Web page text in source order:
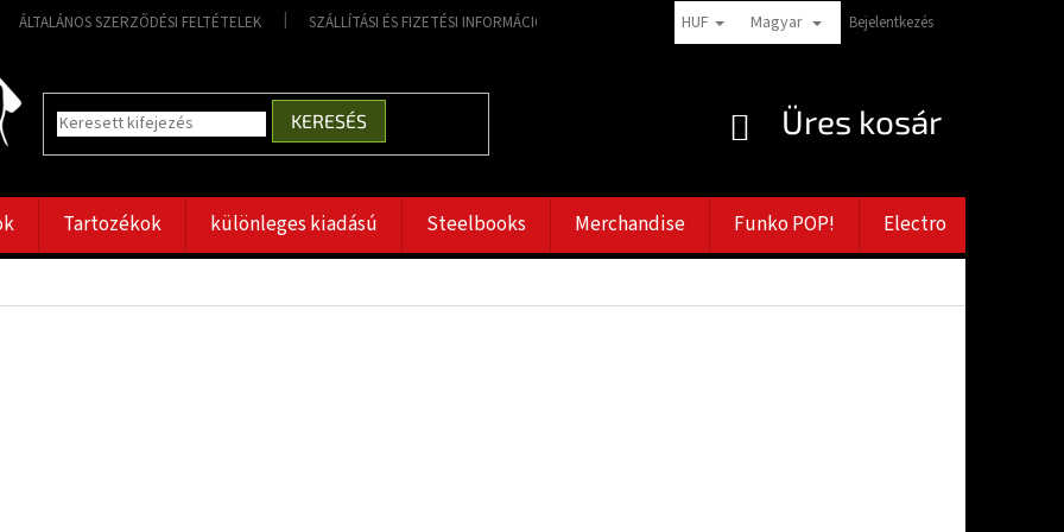
ÁLTALÁNOS SZERZŐDÉSI FELTÉTELEK SZÁLLÍTÁSI ÉS FIZETÉSI INFORMÁCIÓK PANASZTÉTELI TANÁCSADÁS VERNOSTNÉ ZĽAVY
HUF Magyar Bejelentkezés
KERESÉS KOSÁR
Üres kosár
Tartozékok különleges kiadású Steelbooks Merchandise Funko POP! Electro